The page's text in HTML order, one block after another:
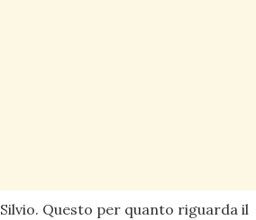
Questo per quanto riguarda il